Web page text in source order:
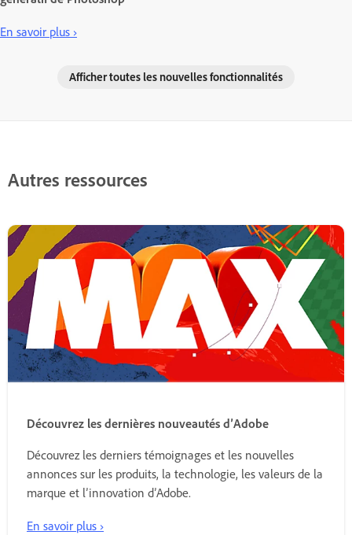
En savoir plus ›
Afficher toutes les nouvelles fonctionnalités
Autres ressources
Découvrez les dernières nouveautés d’Adobe
Découvrez les derniers témoignages et les nouvelles
annonces sur les produits, la technologie, les valeurs de la
marque et l’innovation d’Adobe.
En savoir plus ›